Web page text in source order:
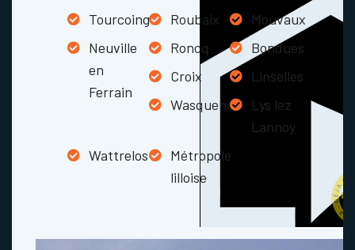
Tourcoing Roubaix
Mouvaux
Neuville
en
Ferrain
Roncq
Bondues
Croix
Linselles
Wasquehal
Lys lez
Lannoy
Wattrelos
Métropole
lilloise